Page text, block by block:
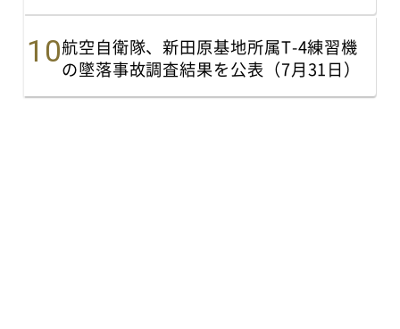
航空自衛隊、新田原基地所属T-4練習機
の墜落事故調査結果を公表（7月31日）